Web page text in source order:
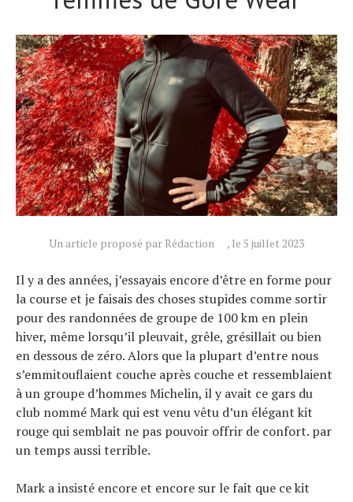
Un article proposé par Rédaction , le 5 juillet 2023
Il y a des années, j’essayais encore d’être en forme pour
la course et je faisais des choses stupides comme sortir
pour des randonnées de groupe de 100 km en plein
hiver, même lorsqu’il pleuvait, grêle, grésillait ou bien
en dessous de zéro. Alors que la plupart d’entre nous
s’emmitouflaient couche après couche et ressemblaient
à un groupe d’hommes Michelin, il y avait ce gars du
club nommé Mark qui est venu vêtu d’un élégant kit
rouge qui semblait ne pas pouvoir offrir de confort. par
un temps aussi terrible.
Mark a insisté encore et encore sur le fait que ce kit